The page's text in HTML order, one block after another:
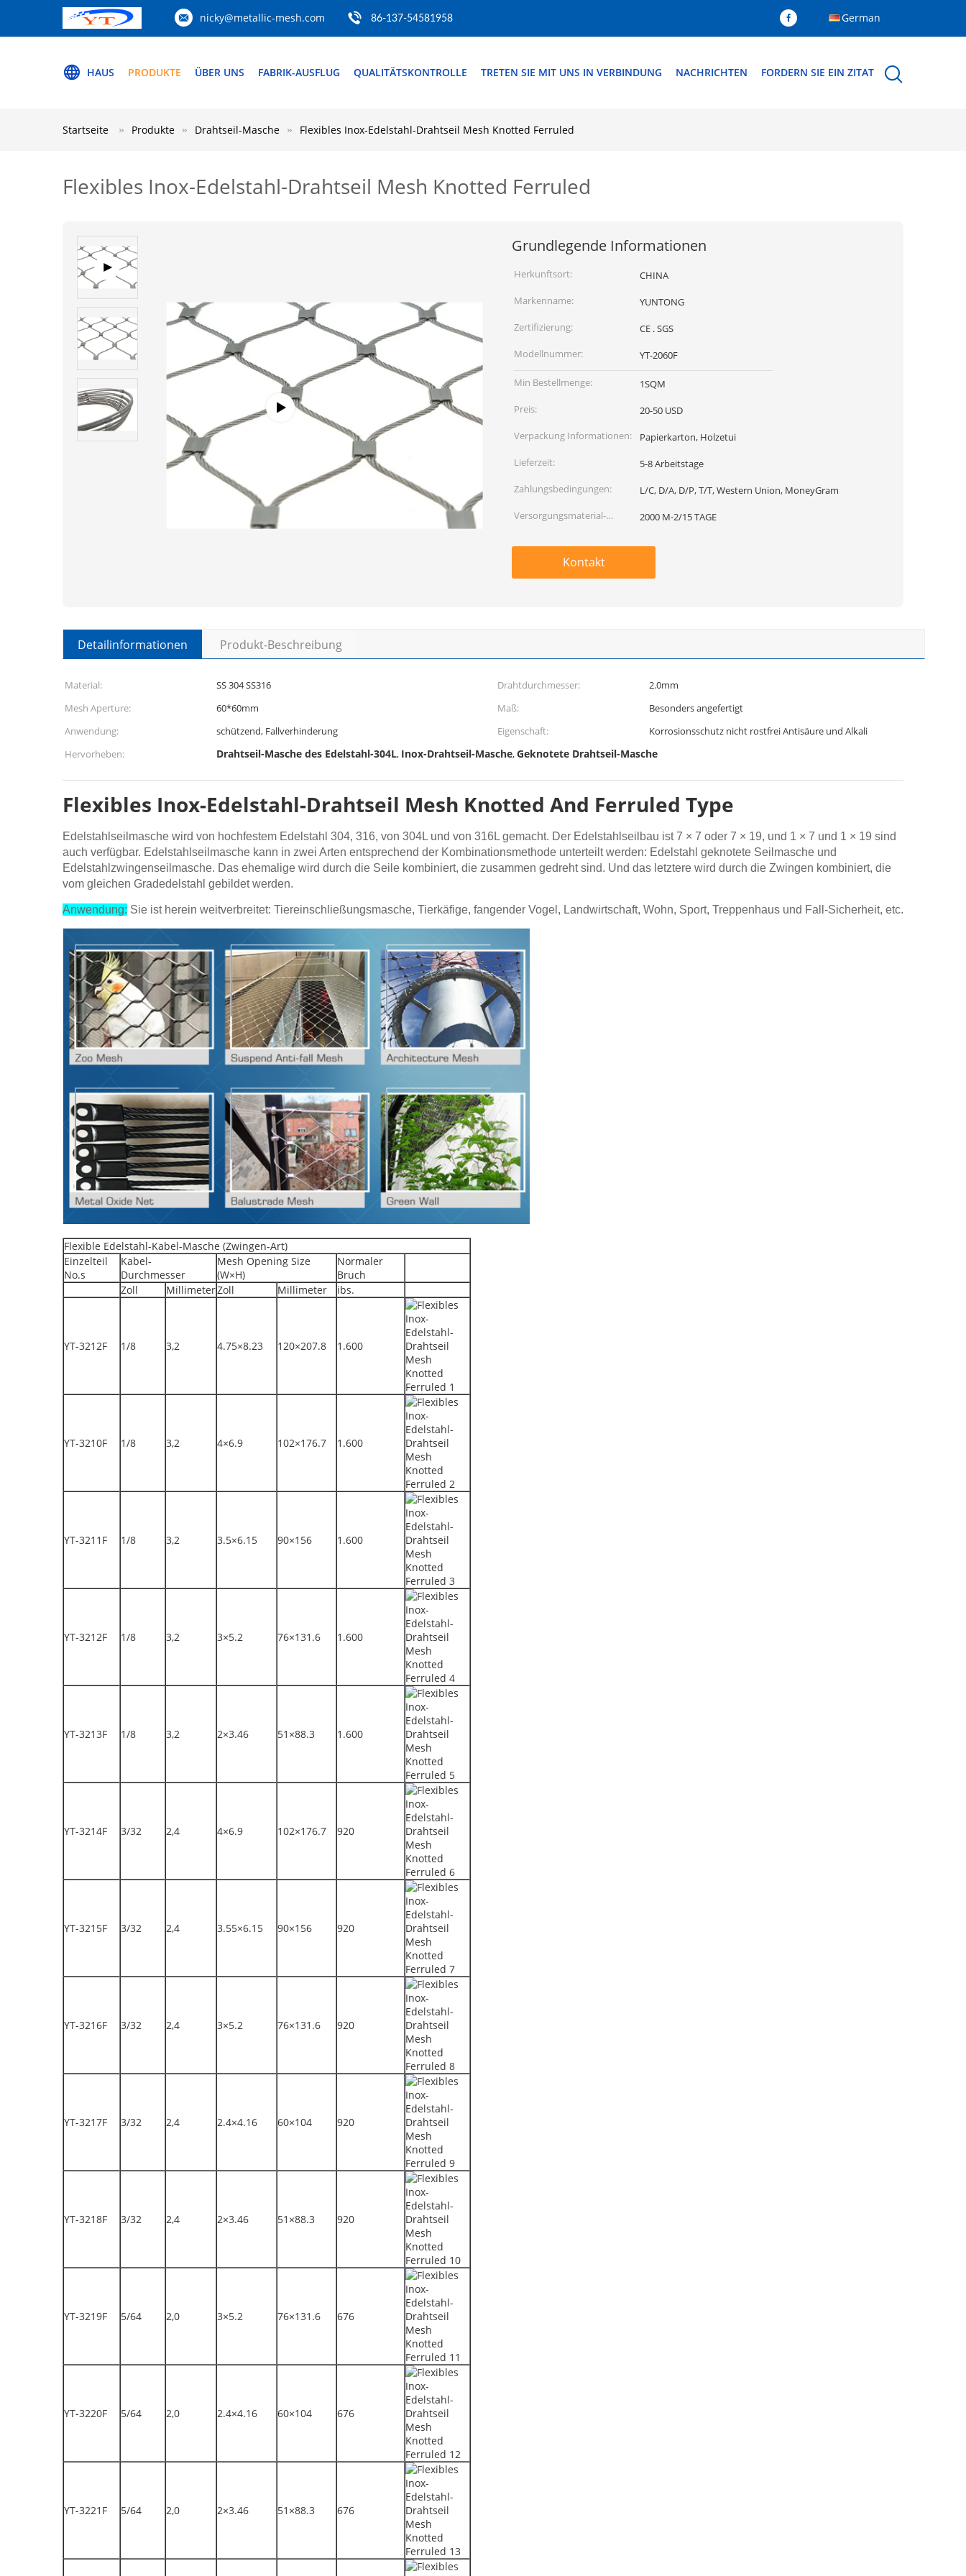
nicky@metallic-mesh.com 86-137-54581958 German
HAUS PRODUKTE ÜBER UNS FABRIK-AUSFLUG QUALITÄTSKONTROLLE TRETEN SIE MIT UNS IN VERBINDUNG NACHRICHTEN FORDERN SIE EIN ZITAT
Startseite Produkte Drahtseil-Masche Flexibles Inox-Edelstahl-Drahtseil Mesh Knotted Ferruled
Flexibles Inox-Edelstahl-Drahtseil Mesh Knotted Ferruled
Grundlegende Informationen
Herkunftsort:
CHINA
Markenname:
YUNTONG
Zertifizierung:
CE . SGS
Modellnummer:
YT-2060F
Min Bestellmenge:
1SQM
Preis:
20-50 USD
Verpackung Informationen:
Papierkarton, Holzetui
Lieferzeit:
5-8 Arbeitstage
Zahlungsbedingungen:
L/C, D/A, D/P, T/T, Western Union, MoneyGram
Versorgungsmaterial-
2000 M-2/15 TAGE
Kontakt
Detailinformationen Produkt-Beschreibung
Material: SS 304 SS316 Drahtdurchmesser:
2.0mm
Mesh Aperture:
60*60mm Maß:
Besonders angefertigt
Anwendung:
schützend, Fallverhinderung Eigenschaft:
Korrosionsschutz nicht rostfrei Antisäure und Alkali
Hervorheben:
Drahtseil-Masche des Edelstahl-304L, Inox-Drahtseil-Masche,Geknotete Drahtseil-Masche
Flexibles Inox-Edelstahl-Drahtseil Mesh Knotted And Ferruled Type
Edelstahlseilmasche wird von hochfestem Edelstahl 304, 316, von 304L und von 316L gemacht. Der Edelstahlseilbau ist 7 × 7 oder 7 × 19, und 1 × 7 und 1 × 19 sind
auch verfügbar. Edelstahlseilmasche kann in zwei Arten entsprechend der Kombinationsmethode unterteilt werden: Edelstahl geknotete Seilmasche und
Edelstahlzwingenseilmasche. Das ehemalige wird durch die Seile kombiniert, die zusammen gedreht sind. Und das letztere wird durch die Zwingen kombiniert, die
vom gleichen Gradedelstahl gebildet werden.
Anwendung: Sie ist herein weitverbreitet: Tiereinschließungsmasche, Tierkäfige, fangender Vogel, Landwirtschaft, Wohn, Sport, Treppenhaus und Fall-Sicherheit, etc.
Flexible Edelstahl-Kabel-Masche (Zwingen-Art)
Einzelteil
No.s
Kabel-
Durchmesser
Mesh Opening Size
(W×H)
Normaler
Bruch
Zoll
MillimeterZoll Millimeter ibs.
YT-3212F 1/8 3,2 4.75×8.23 120×207.8 1.600
YT-3210F 1/8 3,2 4×6.9 102×176.7 1.600
YT-3211F 1/8 3,2 3.5×6.15 90×156 1.600
YT-3212F 1/8 3,2 3×5.2 76×131.6 1.600
YT-3213F 1/8 3,2 2×3.46 51×88.3 1.600
YT-3214F 3/32 2,4 4×6.9 102×176.7 920
YT-3215F 3/32 2,4 3.55×6.15 90×156 920
YT-3216F 3/32 2,4 3×5.2 76×131.6 920
YT-3217F 3/32 2,4 2.4×4.16 60×104 920
YT-3218F 3/32 2,4 2×3.46 51×88.3 920
YT-3219F 5/64 2,0 3×5.2 76×131.6 676
YT-3220F 5/64 2,0 2.4×4.16 60×104 676
YT-3221F 5/64 2,0 2×3.46 51×88.3 676